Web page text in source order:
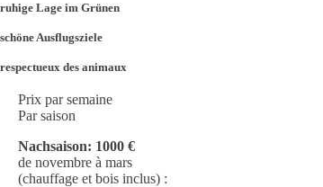
ruhige Lage im Grünen
schöne Ausflugsziele
respectueux des animaux
Prix par semaine
Par saison
Nachsaison: 1000 €
de novembre à mars
(chauffage et bois inclus) :